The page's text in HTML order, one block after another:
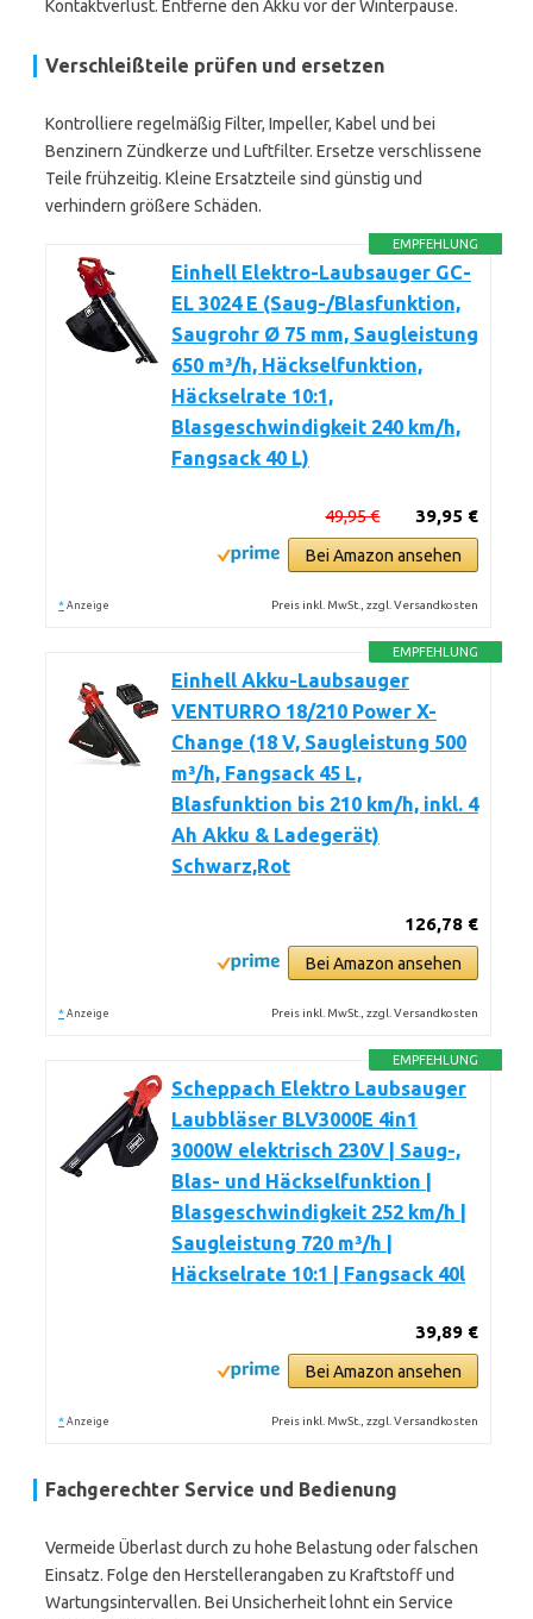
Kontaktverlust. Entferne den Akku vor der Winterpause.
Verschleißteile prüfen und ersetzen
Kontrolliere regelmäßig Filter, Impeller, Kabel und bei
Benzinern Zündkerze und Luftfilter. Ersetze verschlissene
Teile frühzeitig. Kleine Ersatzteile sind günstig und
verhindern größere Schäden.
EMPFEHLUNG
Einhell Elektro-Laubsauger GC-
EL 3024 E (Saug-/Blasfunktion,
Saugrohr Ø 75 mm, Saugleistung
650 m³/h, Häckselfunktion,
Häckselrate 10:1,
Blasgeschwindigkeit 240 km/h,
Fangsack 40 L)
39,95 €
49,95 €
Bei Amazon ansehen
* Anzeige Preis inkl. MwSt., zzgl. Versandkosten
EMPFEHLUNG
Einhell Akku-Laubsauger
VENTURRO 18/210 Power X-
Change (18 V, Saugleistung 500
m³/h, Fangsack 45 L,
Blasfunktion bis 210 km/h, inkl. 4
Ah Akku & Ladegerät)
Schwarz,Rot
126,78 €
Bei Amazon ansehen
* Anzeige Preis inkl. MwSt., zzgl. Versandkosten
EMPFEHLUNG
Scheppach Elektro Laubsauger
Laubbläser BLV3000E 4in1
3000W elektrisch 230V | Saug-,
Blas- und Häckselfunktion |
Blasgeschwindigkeit 252 km/h |
Saugleistung 720 m³/h |
Häckselrate 10:1 | Fangsack 40l
39,89 €
Bei Amazon ansehen
* Anzeige Preis inkl. MwSt., zzgl. Versandkosten
Fachgerechter Service und Bedienung
Vermeide Überlast durch zu hohe Belastung oder falschen
Einsatz. Folge den Herstellerangaben zu Kraftstoff und
Wartungsintervallen. Bei Unsicherheit lohnt ein Service